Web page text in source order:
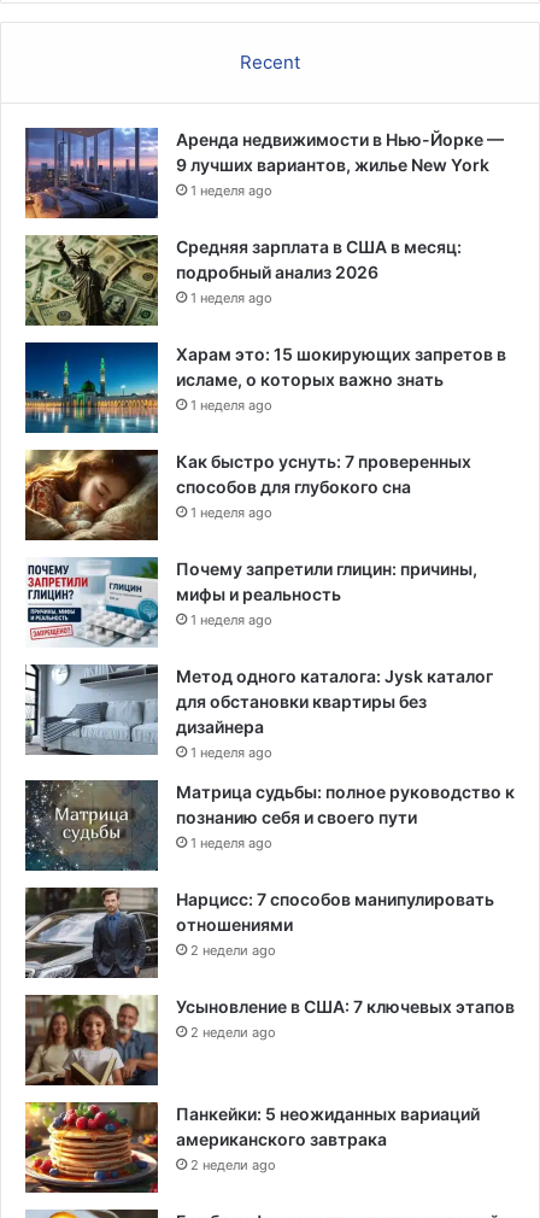
а
т
е
р
р
и
т
о
р
и
и
т
а
т
а
1
4
-
м
и
л
ь
н
о
о
у
а
с
к
Recent
Аренда недвижимости в Нью-Йорке —
9 лучших вариантов, жилье New York
1 неделя ago
Средняя зарплата в США в месяц:
подробный анализ 2026
1 неделя ago
Харам это: 15 шокирующих запретов в
исламе, о которых важно знать
1 неделя ago
Как быстро уснуть: 7 проверенных
способов для глубокого сна
1 неделя ago
Почему запретили глицин: причины,
мифы и реальность
1 неделя ago
Метод одного каталога: Jysk каталог
для обстановки квартиры без
дизайнера
1 неделя ago
Матрица судьбы: полное руководство к
познанию себя и своего пути
1 неделя ago
Нарцисс: 7 способов манипулировать
отношениями
2 недели ago
Усыновление в США: 7 ключевых этапов
2 недели ago
Панкейки: 5 неожиданных вариаций
американского завтрака
2 недели ago